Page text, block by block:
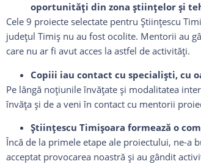
oportunități din zona științelor și
Cele 9 proiecte selectate pentru Ştiinţescu
judeţul Timiş nu au fost ocolite. Mentorii au
care nu ar fi avut acces la astfel de activităţi.
Copiii iau contact cu specialişti, cu
Pe lângă noţiunile învăţate şi modalitatea
învăţa şi de a veni în contact cu mentorii
Ştiinţescu Timişoara formează o
Încă de la primele etape ale proiectului, ne-a
acceptat provocarea noastră şi au gândit